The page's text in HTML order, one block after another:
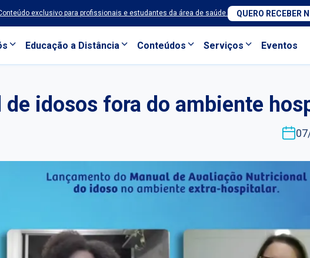
exclusivo para profissionais e estudantes da área de saúde. QUERO RECEBER
Educação a Distância Conteúdos Serviços Eventos
idosos fora do ambiente